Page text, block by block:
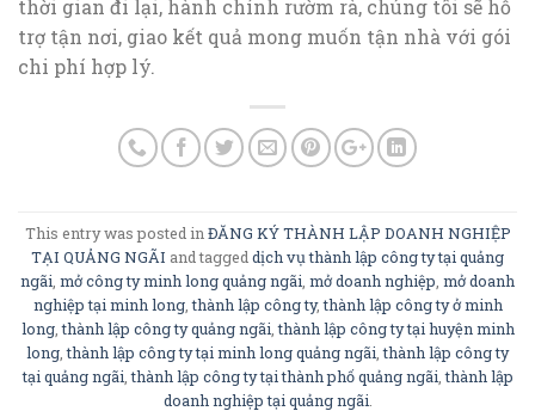
thời gian đi lại, hành chính rườm rà, chúng tôi sẽ hỗ
trợ tận nơi, giao kết quả mong muốn tận nhà với gói
chi phí hợp lý.
This entry was posted in ĐĂNG KÝ THÀNH LẬP DOANH NGHIỆP
TẠI QUẢNG NGÃI and tagged dịch vụ thành lập công ty tại quảng
ngãi mở công ty minh long quảng ngãi mở doanh nghiệp mở doanh
nghiệp tại minh long,thành lập công ty,thành lập công ty ở minh
long,thành lập công ty quảng ngãi ,thành lập công ty tại huyện minh
long ,thành lập công ty tại minh long quảng ngãi ,thành lập công ty
tại quảng ngãi ,thành lập công ty tại thành phố quảng ngãi ,thành lập
doanh nghiệp tại quảng ngãi